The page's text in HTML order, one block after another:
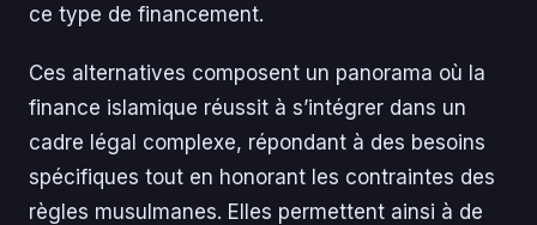
ce type de financement.
Ces alternatives composent un panorama où la
finance islamique réussit à s’intégrer dans un
cadre légal complexe, répondant à des besoins
spécifiques tout en honorant les contraintes des
règles musulmanes. Elles permettent ainsi à de